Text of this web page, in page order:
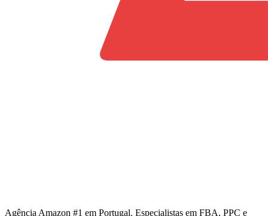
Agência Amazon #1 em Portugal. Especialistas em FBA, PPC e